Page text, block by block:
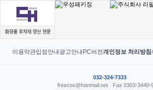
이용약관입점안내 광고안내 PC버전개인정보 처리방침
032-324-7333
freecos@hanmail.net · Fax 0303-3440-